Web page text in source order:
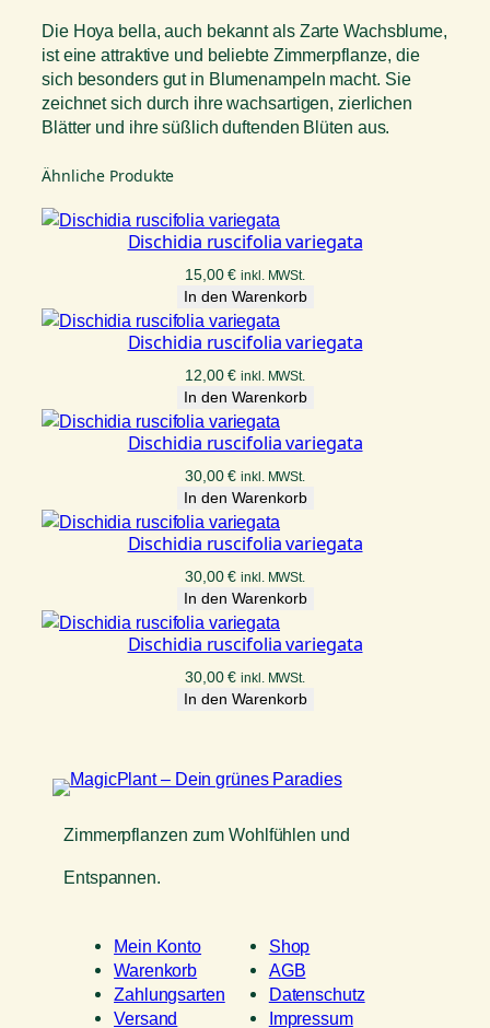
Die Hoya bella, auch bekannt als Zarte Wachsblume,
ist eine attraktive und beliebte Zimmerpflanze, die
sich besonders gut in Blumenampeln macht. Sie
zeichnet sich durch ihre wachsartigen, zierlichen
Blätter und ihre süßlich duftenden Blüten aus.
Ähnliche Produkte
Dischidia ruscifolia variegata
15,00€ inkl. MWSt.
In den Warenkorb
Dischidia ruscifolia variegata
12,00€ inkl. MWSt.
In den Warenkorb
Dischidia ruscifolia variegata
30,00€ inkl. MWSt.
In den Warenkorb
Dischidia ruscifolia variegata
30,00€ inkl. MWSt.
In den Warenkorb
Dischidia ruscifolia variegata
30,00€ inkl. MWSt.
In den Warenkorb
Zimmerpflanzen zum Wohlfühlen und
Entspannen.
Mein Konto
Warenkorb
Zahlungsarten
Versand
Shop
AGB
Datenschutz
Impressum